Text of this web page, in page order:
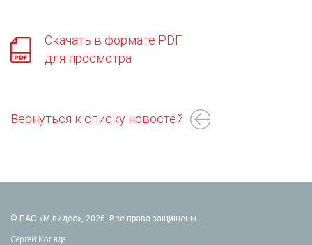
Скачать в формате PDF
для просмотра
Вернуться к списку новостей
© ПАО «М.видео», 2026. Все права защищены.
Сергей Коляда